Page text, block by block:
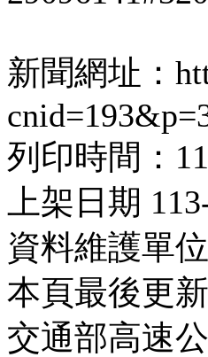
新聞網址：
列印時間：
上架日期
資料維護單
本頁最後更
交通部高速